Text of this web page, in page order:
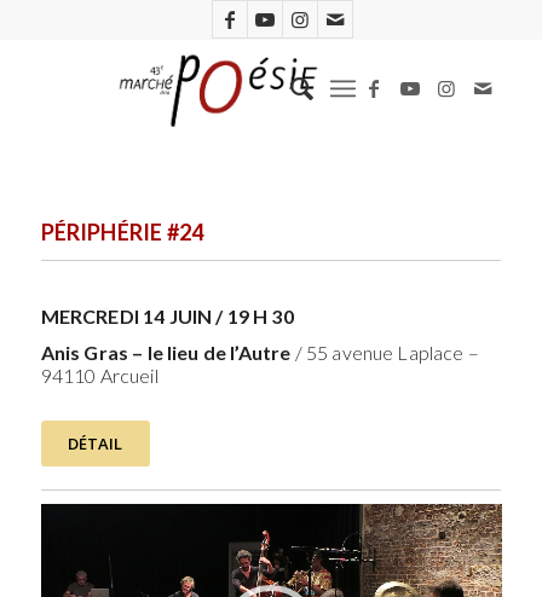
PÉRIPHÉRIE #24
MERCREDI 14 JUIN / 19 H 30
Anis Gras – le lieu de l’Autre / 55 avenue Laplace –
94110 Arcueil
DÉTAIL